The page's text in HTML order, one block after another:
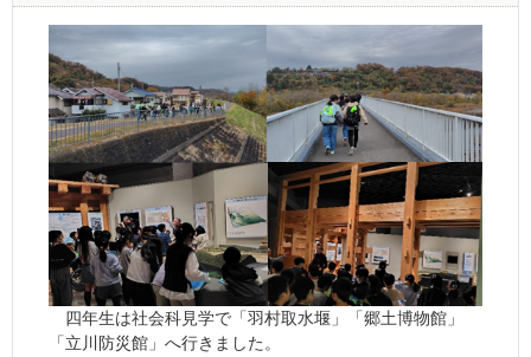
四年生は社会科見学で「羽村取水堰」「郷土博物館」
「立川防災館」へ行きました。